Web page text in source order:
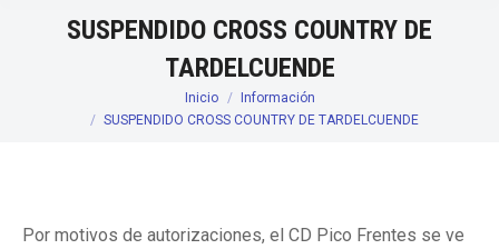
SUSPENDIDO CROSS COUNTRY DE
TARDELCUENDE
Inicio
Información
SUSPENDIDO CROSS COUNTRY DE TARDELCUENDE
Por motivos de autorizaciones, el CD Pico Frentes se ve